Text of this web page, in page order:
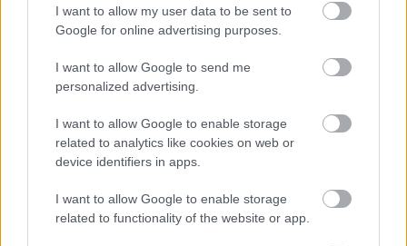
I want to allow my user data to be sent to
Google for online advertising purposes.
I want to allow Google to send me
personalized advertising.
I want to allow Google to enable storage
related to analytics like cookies on web or
device identifiers in apps.
I want to allow Google to enable storage
related to functionality of the website or app.
σάμαλι και πολλές ακόμα γεύσεις που δύσκολα θα
συναντήσετε αλλού στην Αθήνα.
Γιούλια
Αλέκου Παναγούλη 74 και Μεσολογγίου 24, Νέα
Ιωνία (τηλ: 210 2798351 / 210 2799766)